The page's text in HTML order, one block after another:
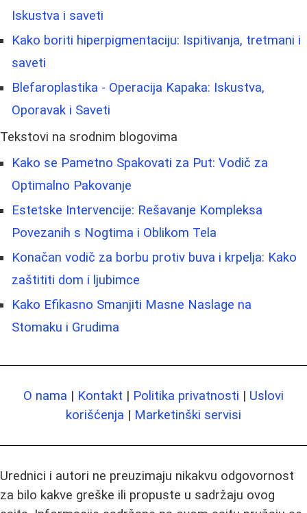
Iskustva i saveti
Kako boriti hiperpigmentaciju: Ispitivanja, tretmani i
saveti
Blefaroplastika - Operacija Kapaka: Iskustva,
Oporavak i Saveti
Tekstovi na srodnim blogovima
Kako se Pametno Spakovati za Put: Vodič za
Optimalno Pakovanje
Estetske Intervencije: Rešavanje Kompleksa
Povezanih s Nogtima i Oblikom Tela
Konačan vodič za borbu protiv buva i krpelja: Kako
zaštititi dom i ljubimce
Kako Efikasno Smanjiti Masne Naslage na
Stomaku i Grudima
O nama | Kontakt | Politika privatnosti | Uslovi
korišćenja | Marketinški servisi
Urednici i autori ne preuzimaju nikakvu odgovornost
za bilo kakve greške ili propuste u sadržaju ovog